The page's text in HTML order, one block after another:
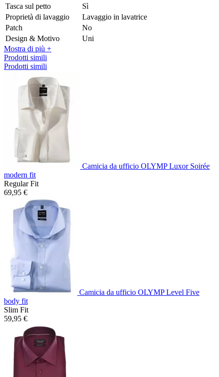
Tasca sul petto
Sì
Proprietà di lavaggio
Lavaggio in lavatrice
Patch
No
Design & Motivo
Uni
Mostra di più +
Prodotti simili
Prodotti simili
Camicia da ufficio OLYMP Luxor Soirée
modern fit
Regular Fit
69,95 €
Camicia da ufficio OLYMP Level Five
body fit
Slim Fit
59,95 €